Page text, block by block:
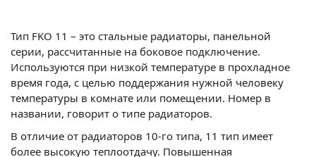
Тип FKO 11 – это стальные радиаторы, панельной
серии, рассчитанные на боковое подключение.
Используются при низкой температуре в прохладное
время года, с целью поддержания нужной человеку
температуры в комнате или помещении. Номер в
названии, говорит о типе радиаторов.
В отличие от радиаторов 10-го типа, 11 тип имеет
более высокую теплоотдачу. Повышенная